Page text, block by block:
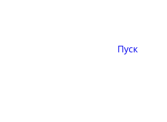
Пуск